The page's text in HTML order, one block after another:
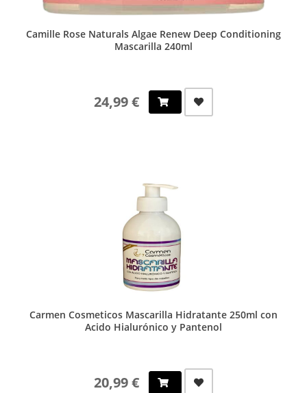
Camille Rose Naturals Algae Renew Deep Conditioning
Mascarilla 240ml
24,99 €
Carmen Cosmeticos Mascarilla Hidratante 250ml con
Acido Hialurónico y Pantenol
20,99 €